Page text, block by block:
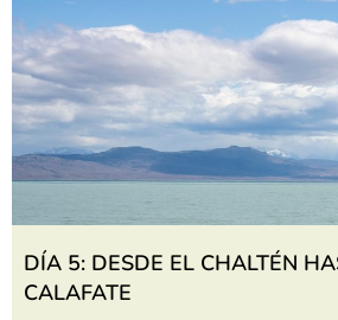
DÍA 5: DESDE EL CHALTÉN
CALAFATE